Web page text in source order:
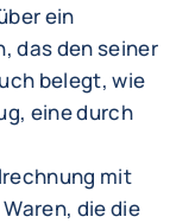
ein
das den seiner
belegt, wie
eine durch
mit
die die